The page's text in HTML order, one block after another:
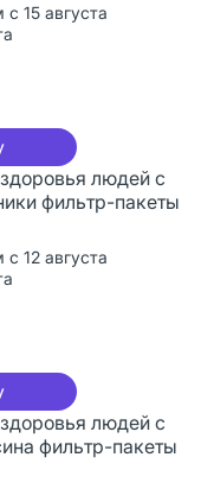
15 августа
людей с
фильтр-пакеты
12 августа
людей с
фильтр-пакеты